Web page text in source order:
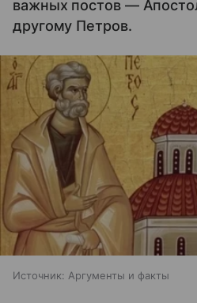
важных постов —
другому Петров.
Источник: Аргументы и факты